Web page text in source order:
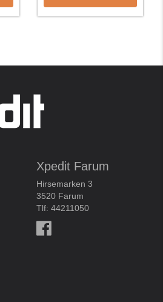
Xpedit Farum
Hirsemarken 3
3520 Farum
Tlf: 44211050